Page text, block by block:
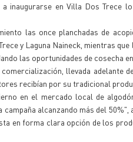
inaugurarse en Villa Dos Trece
las once planchadas de
y Laguna Naineck, mientras
las oportunidades de cosecha
llevada adelante
recibían por su tradicional
en el mercado local de
alcanzando más del
en forma clara opción de los